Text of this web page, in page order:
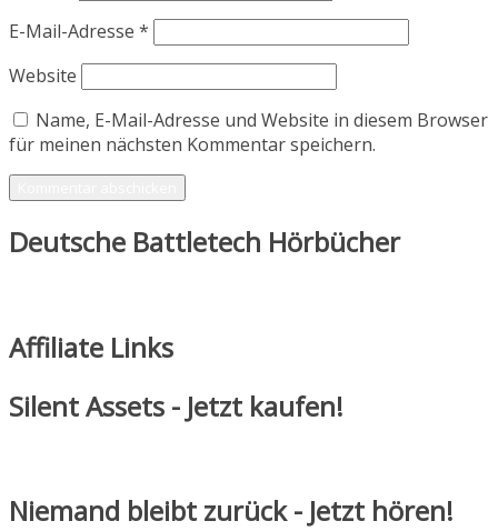
E-Mail-Adresse *
Website
Name, E-Mail-Adresse und Website in diesem Browser
für meinen nächsten Kommentar speichern.
Deutsche Battletech Hörbücher
Affiliate Links
Silent Assets - Jetzt kaufen!
Niemand bleibt zurück - Jetzt hören!